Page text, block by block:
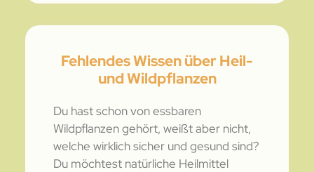
Fehlendes Wissen über Heil-
und Wildpflanzen
Du hast schon von essbaren
Wildpflanzen gehört, weißt aber nicht,
welche wirklich sicher und gesund sind?
Du möchtest natürliche Heilmittel